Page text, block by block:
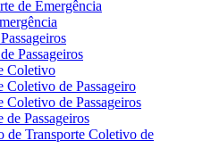
de Emergência
Passageiros
Coletivo
Coletivo de Passageiro
Coletivo de Passageiros
de Passageiros
de Transporte Coletivo de